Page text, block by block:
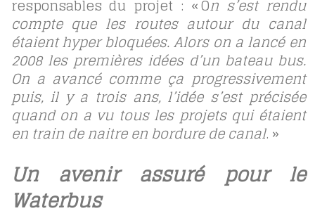
responsables du projet : « On s’est rendu
compte que les routes autour du canal
étaient hyper bloquées. Alors on a lancé en
2008 les premières idées d’un bateau bus.
On a avancé comme ça progressivement
puis, il y a trois ans, l’idée s’est précisée
quand on a vu tous les projets qui étaient
en train de naitre en bordure de canal. »
Un avenir assuré pour le
Waterbus